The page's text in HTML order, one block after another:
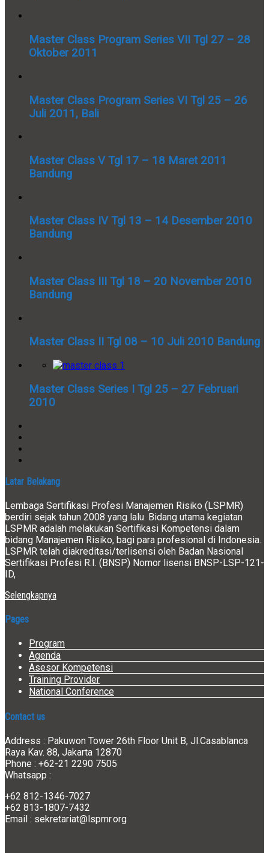
Master Class Program Series VII Tgl 27 – 28
Oktober 2011
Master Class Program Series VI Tgl 25 – 26
Juli 2011, Bali
Master Class V Tgl 17 – 18 Maret 2011
Bandung
Master Class IV Tgl 13 – 14 Desember 2010
Bandung
Master Class III Tgl 18 – 20 November 2010
Bandung
Master Class II Tgl 08 – 10 Juli 2010 Bandung
Master Class Series I Tgl 25 – 27 Februari
2010
Latar Belakang
Lembaga Sertifikasi Profesi Manajemen Risiko (LSPMR)
berdiri sejak tahun 2008 yang lalu. Bidang utama kegiatan
LSPMR adalah melakukan Sertifikasi Kompetensi dalam
bidang Manajemen Risiko, bagi para profesional di Indonesia.
LSPMR telah diakreditasi/terlisensi oleh Badan Nasional
Sertifikasi Profesi R.I. (BNSP) Nomor lisensi BNSP-LSP-121-
ID,
Selengkapnya
Pages
Program
Agenda
Asesor Kompetensi
Training Provider
National Conference
Contact us
Address : Pakuwon Tower 26th Floor Unit B, Jl.Casablanca
Raya Kav. 88, Jakarta 12870
Phone : +62-21 2290 7505
Whatsapp :
+62 812-1346-7027
+62 813-1807-7432
Email : sekretariat@lspmr.org